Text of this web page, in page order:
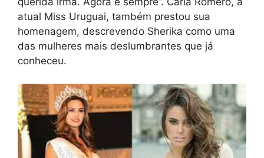
atual Miss Uruguai, também prestou sua
homenagem, descrevendo Sherika como uma
das mulheres mais deslumbrantes que já
conheceu.